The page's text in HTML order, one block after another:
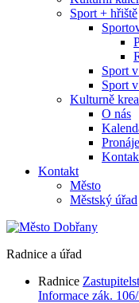
Sport + hřiště
Sport
Sport
Kulturně
O nás
Kontakt
Město
Městský úřad
Radnice a úřad
Radnice
Informace zák.